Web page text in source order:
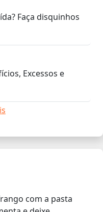
Faça disquinhos
Excessos e
com a pasta